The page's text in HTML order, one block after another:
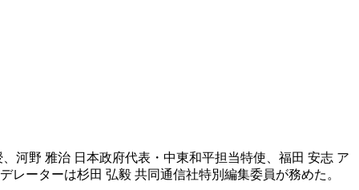
河野 雅治 日本政府代表・中東和平担当特使、福田 安志 ア
ーターは杉田 弘毅 共同通信社特別編集委員が務めた。